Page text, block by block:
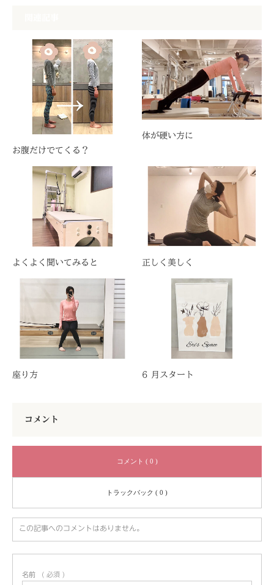
お腹だけでてくる？
体が硬い方に
よくよく聞いてみると 正しく美しく
座り方 6 月スタート
コメント
コメント ( 0 )
トラックバック ( 0 )
この記事へのコメントはありません。
名前 ( 必須 )